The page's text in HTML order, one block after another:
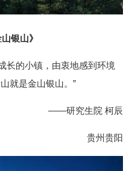
银山》
长的小镇，由衷地感到环境
就是金山银山。”
——研究生院 柯辰
贵州贵阳